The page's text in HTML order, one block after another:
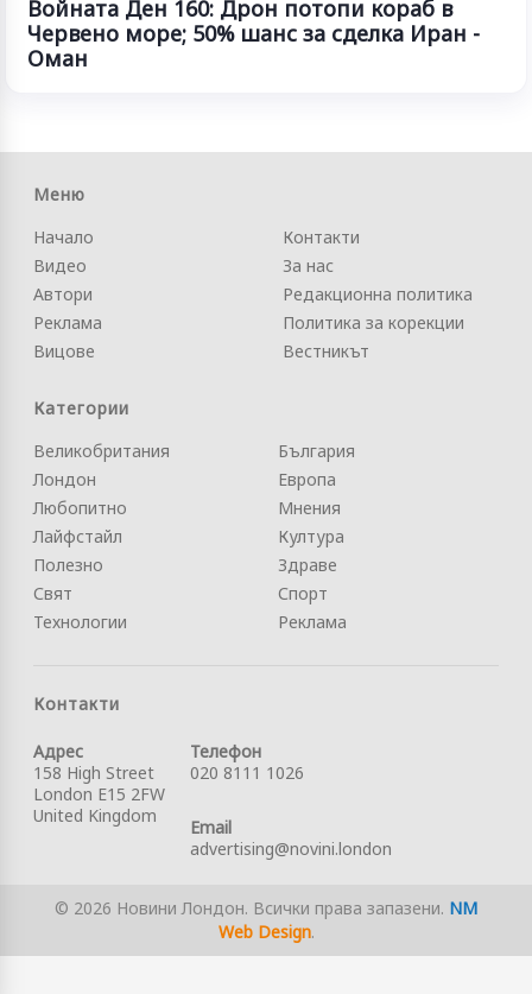
Войната Ден 160: Дрон потопи кораб в
Червено море; 50% шанс за сделка Иран -
Оман
Меню
Начало
Видео
Автори
Реклама
Вицове
Контакти
За нас
Редакционна политика
Политика за корекции
Вестникът
Категории
Великобритания
Лондон
Любопитно
Лайфстайл
Полезно
Свят
Технологии
България
Европа
Мнения
Култура
Здраве
Спорт
Реклама
Контакти
Адрес
158 High Street
London E15 2FW
United Kingdom
Телефон
020 8111 1026
Email
advertising@novini.london
© 2026 Новини Лондон. Всички права запазени. NM
Web Design.